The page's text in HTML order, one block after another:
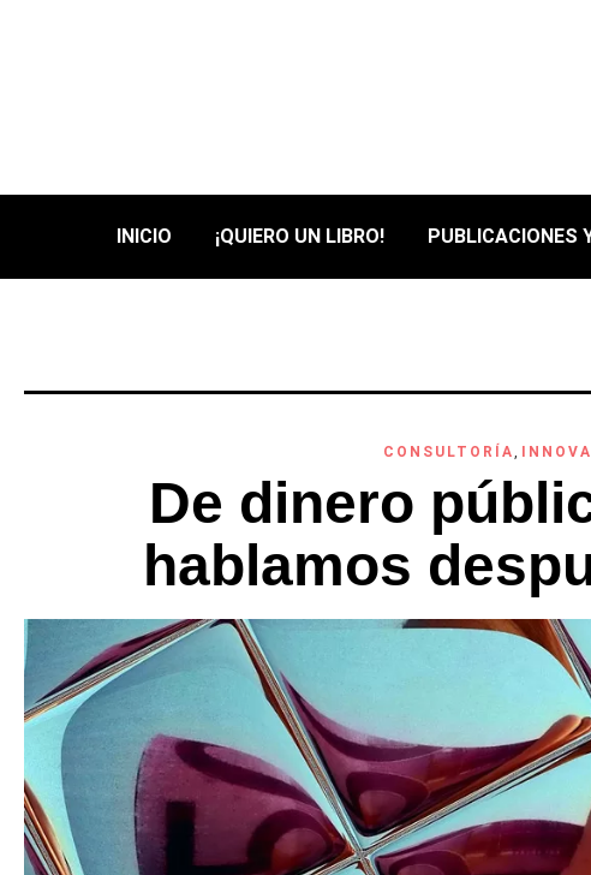
INICIO ¡QUIERO UN LIBRO! PUBLICACIONES
CONSULTORÍA,
De dinero
hablamos